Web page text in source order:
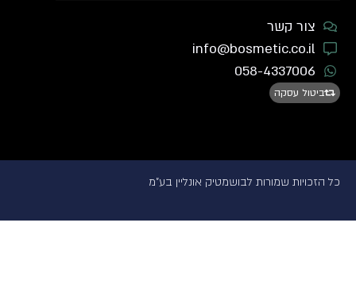
צור קשר
info@bosmetic.co.il
058-4337006
ביטול עסקה
כל הזכויות שמורות לבושמטיק אונליין בע"מ